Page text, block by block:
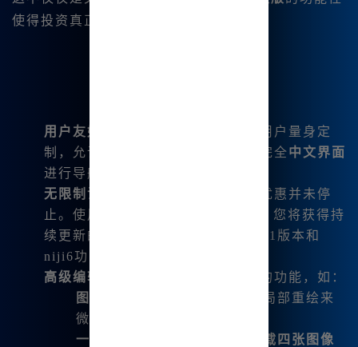
使得投资真正值得：
用户友好的界面
：该平台专为国内用户量身定
制，允许您
，并通过完全中文界面
进行导航。
无限制访问
：在您的第一个月后，优惠并未停
止。使用
，您将获得持
续更新的访问权限，包括最新的V6.1版本和
niji6功能。
高级编辑功能
：用户可以利用强大的功能，如：
图像编辑
：通过移动、扩展和局部重绘来
微调您的创作。
一键图像分割
一键下载四张图像